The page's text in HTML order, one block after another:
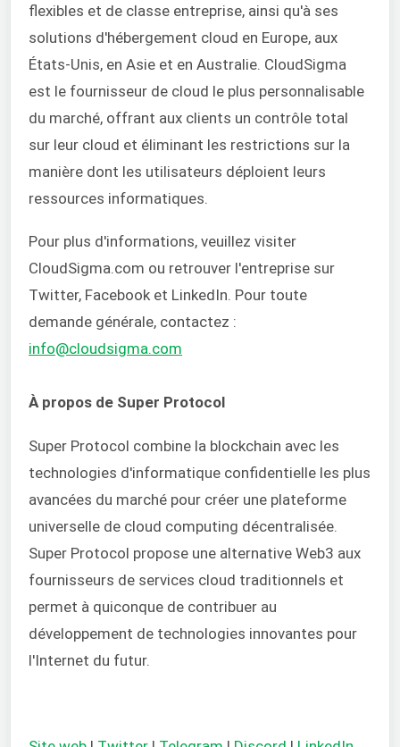
flexibles et de classe entreprise, ainsi qu'à ses
solutions d'hébergement cloud en Europe, aux
États-Unis, en Asie et en Australie. CloudSigma
est le fournisseur de cloud le plus personnalisable
du marché, offrant aux clients un contrôle total
sur leur cloud et éliminant les restrictions sur la
manière dont les utilisateurs déploient leurs
ressources informatiques.
Pour plus d'informations, veuillez visiter
CloudSigma.com ou retrouver l'entreprise sur
Twitter, Facebook et LinkedIn. Pour toute
demande générale, contactez :
info@cloudsigma.com
À propos de Super Protocol
Super Protocol combine la blockchain avec les
technologies d'informatique confidentielle les plus
avancées du marché pour créer une plateforme
universelle de cloud computing décentralisée.
Super Protocol propose une alternative Web3 aux
fournisseurs de services cloud traditionnels et
permet à quiconque de contribuer au
développement de technologies innovantes pour
l'Internet du futur.